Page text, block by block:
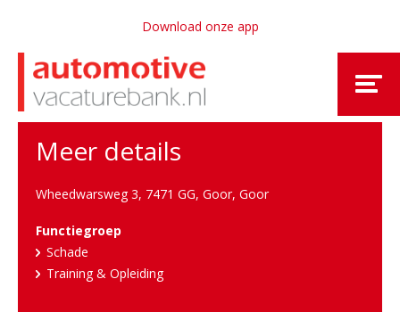
Download onze app
Meer details
Wheedwarsweg 3, 7471 GG, Goor, Goor
Functiegroep
Schade
Training & Opleiding